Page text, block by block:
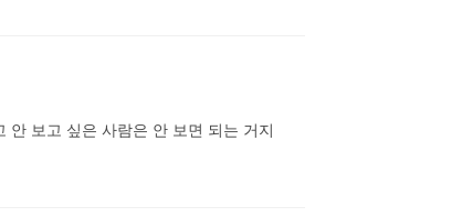
안 보고 싶은 사람은 안 보면 되는 거지